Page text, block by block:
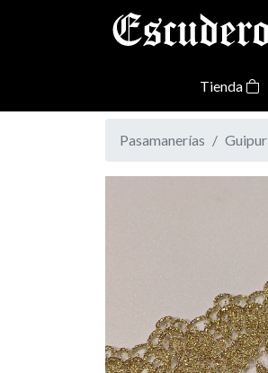
Tienda
Pasamanerías Guipur